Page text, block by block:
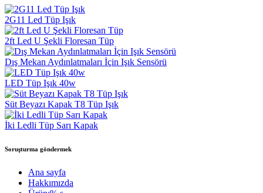
2G11 Led Tüp Işık
2ft Led U Şekli Floresan Tüp
Dış Mekan Aydınlatmaları İçin Işık Sensörü
LED Tüp Işık 40w
Süt Beyazı Kapak T8 Tüp Işık
İki Ledli Tüp Sarı Kapak
Soruşturma göndermek
Ana sayfa
Hakkımızda